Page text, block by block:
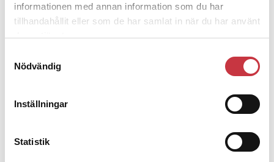
informationen med annan information som du har
tillhandahållit eller som de har samlat in när du har använt
deras tjänster.
Nödvändig
Inställningar
Statistik